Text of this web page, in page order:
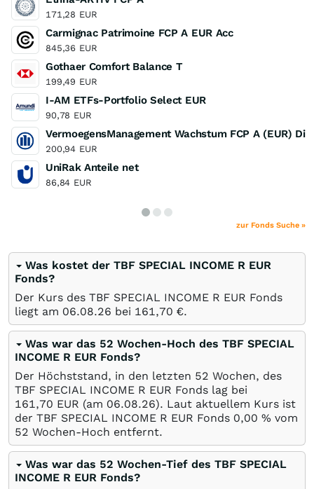
171,28 EUR
Carmignac Patrimoine FCP A EUR Acc
845,36 EUR
Gothaer Comfort Balance T
199,49 EUR
I-AM ETFs-Portfolio Select EUR
90,78 EUR
VermoegensManagement Wachstum FCP A (EUR)
200,94 EUR
UniRak Anteile net
86,84 EUR
zur Fonds Suche »
Was kostet der TBF SPECIAL INCOME R EUR
Fonds?
Der Kurs des TBF SPECIAL INCOME R EUR Fonds
liegt am 06.08.26 bei 161,70 €.
Was war das 52 Wochen-Hoch des TBF SPECIAL
INCOME R EUR Fonds?
Der Höchststand, in den letzten 52 Wochen, des
TBF SPECIAL INCOME R EUR Fonds lag bei
161,70 EUR (am 06.08.26). Laut aktuellem Kurs ist
der TBF SPECIAL INCOME R EUR Fonds 0,00 % vom
52 Wochen-Hoch entfernt.
Was war das 52 Wochen-Tief des TBF SPECIAL
INCOME R EUR Fonds?